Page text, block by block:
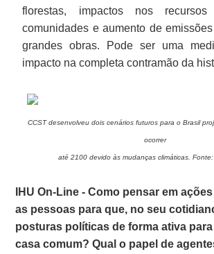
florestas, impactos nos
comunidades e aumento de
grandes obras. Pode ser uma
impacto na completa contramão da
CCST desenvolveu dois cenários futuros para o Brasil
ocorrer
até 2100 devido às mudanças climáticas.
IHU On-Line - Como pensar em
as pessoas para que, no seu
posturas políticas de forma ativa
casa comum? Qual o papel de